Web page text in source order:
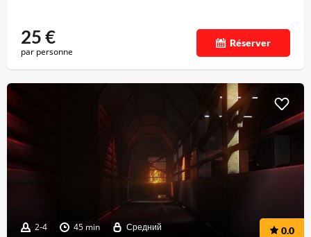
25€
par personne
Réserver
2-4 45 min Средний 0.0